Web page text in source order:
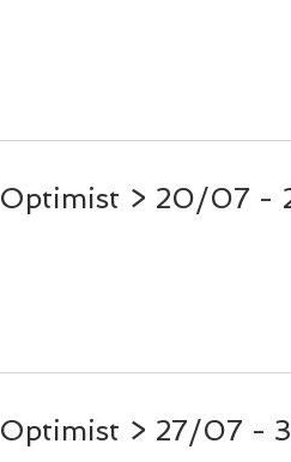
Optimist > 20/07 -
Optimist > 27/07 -